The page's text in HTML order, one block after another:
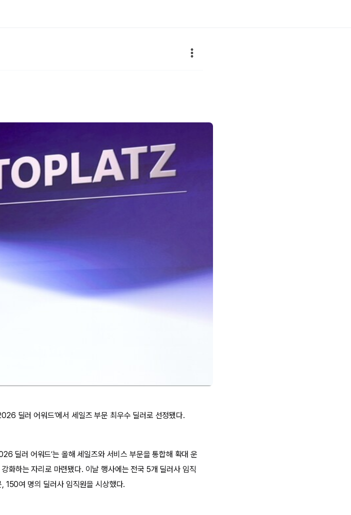
딜러 어워드’에서 세일즈 부문 최우수 딜러로 선정됐다.
딜러 어워드’는 올해 세일즈와 서비스 부문을 통합해 확대 운
화하는 자리로 마련됐다. 이날 행사에는 전국 5개 딜러사 임직
150여 명의 딜러사 임직원을 시상했다.